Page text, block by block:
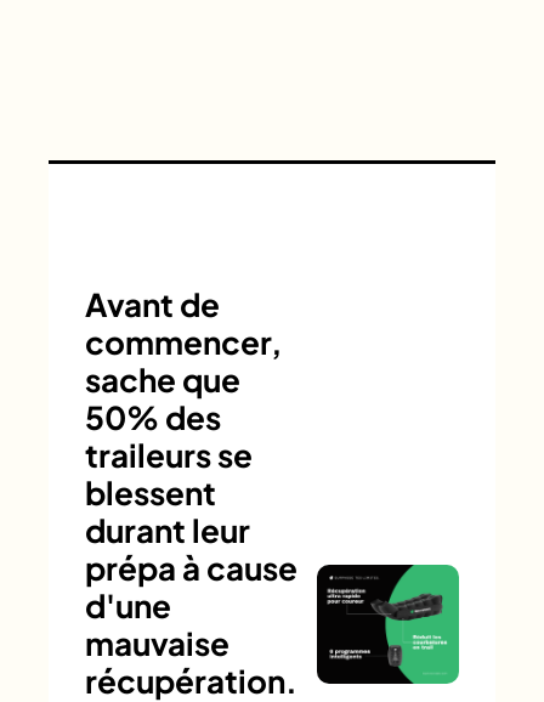
Avant de
commencer,
sache que
50% des
traileurs se
blessent
durant leur
prépa à cause
d'une
mauvaise
récupération.